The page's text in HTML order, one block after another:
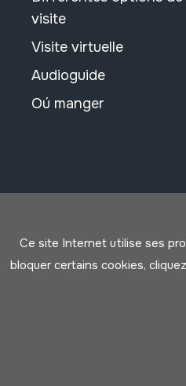
visite
Visite virtuelle
Audioguide
Oú manger
Ce site Internet utilise ses
bloquer certains cookies,